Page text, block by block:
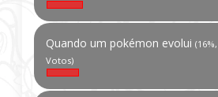
Quando um pokémon evolui
Votos)